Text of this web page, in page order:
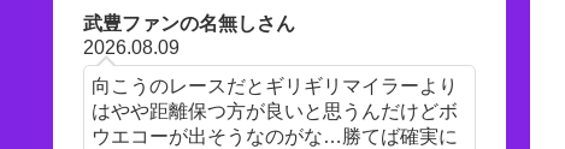
武豊ファンの名無しさん
2026.08.09
向こうのレースだとギリギリマイラーより
はやや距離保つ方が良いと思うんだけどボ
ウエコーが出そうなのがな…勝てば確実に